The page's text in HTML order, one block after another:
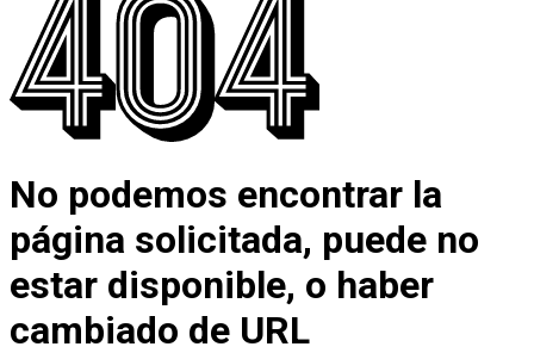
No podemos encontrar la
página solicitada, puede no
estar disponible, o haber
cambiado de URL